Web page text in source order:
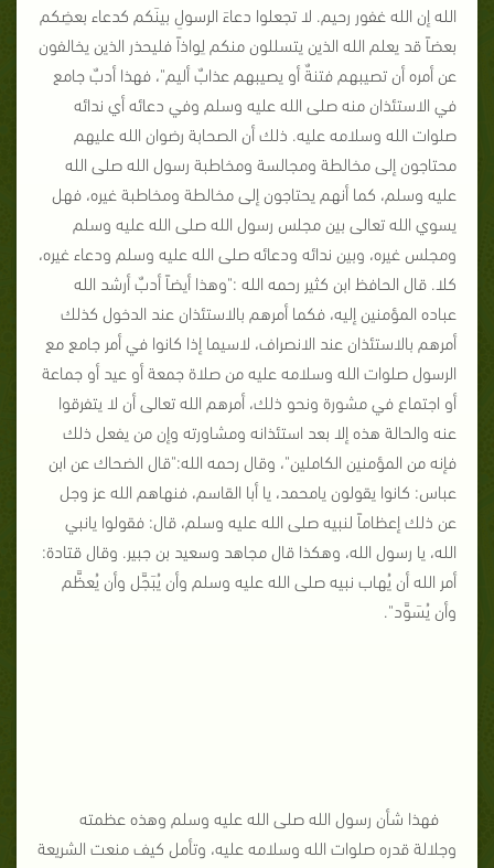
الله إن الله غفور رحيم. لا تجعلوا دعاءَ الرسولِ بينَكم كدعاء بعضِكم
بعضاً قد يعلم الله الذين يتسللون منكم لِواذاً فليحذر الذين يخالفون
عن أمره أن تصيبهم فتنةٌ أو يصيبهم عذابٌ أليم"، فهذا أدبٌ جامع
في الاستئذان منه صلى الله عليه وسلم وفي دعائه أي ندائه
صلوات الله وسلامه عليه. ذلك أن الصحابة رضوان الله عليهم
محتاجون إلى مخالطة ومجالسة ومخاطبة رسول الله صلى الله
عليه وسلم، كما أنهم يحتاجون إلى مخالطة ومخاطبة غيره، فهل
يسوي الله تعالى بين مجلس رسول الله صلى الله عليه وسلم
ومجلس غيره، وبين ندائه ودعائه صلى الله عليه وسلم ودعاء غيره،
كلا . قال الحافظ ابن كثير رحمه الله :"وهذا أيضاً أدبٌ أرشد الله
عباده المؤمنين إليه، فكما أمرهم بالاستئذان عند الدخول كذلك
أمرهم بالاستئذان عند الانصراف، لاسيما إذا كانوا في أمر جامع مع
الرسول صلوات الله وسلامه عليه من صلاة جمعة أو عيد أو جماعة
أو اجتماع في مشورة ونحو ذلك، أمرهم الله تعالى أن لا يتفرقوا
عنه والحالة هذه إلا بعد استئذانه ومشاورته وإن من يفعل ذلك
فإنه من المؤمنين الكاملين"، وقال رحمه الله:"قال الضحاك عن ابن
عباس: كانوا يقولون يامحمد، يا أبا القاسم، فنهاهم الله عز وجل
عن ذلك إعظاماً لنبيه صلى الله عليه وسلم، قال: فقولوا يانبي
الله، يا رسول الله، وهكذا قال مجاهد وسعيد بن جبير. وقال قتادة:
أمر الله أن يُهاب نبيه صلى الله عليه وسلم وأن يُبَجَّل وأن يُعظَّم
وأن يُسَوَّد".
فهذا شأن رسول الله صلى الله عليه وسلم وهذه عظمته
وجلالة قدره صلوات الله وسلامه عليه، وتأمل كيف منعت الشريعة